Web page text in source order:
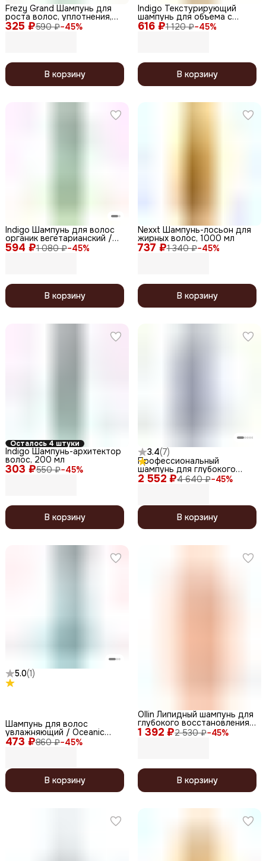
325 ₽590 ₽−45%
Frezy Grand Шампунь для
роста волос, уплотнения,
против выпадения / Vegan
В корзину
616 ₽1 120 ₽−45%
Indigo Текстурирующий
шампунь для объема с
гиалуроновой кислотой,
В корзину
594 ₽1 080 ₽−45%
Indigo Шампунь для волос
органик вегетарианский /
Style Organic Shampoo, 1000
В корзину
737 ₽1 340 ₽−45%
Nexxt Шампунь-лосьон для
жирных волос, 1000 мл
В корзину
Осталось 4 штуки
303 ₽550 ₽−45%
Indigo Шампунь-архитектор
волос, 200 мл
В корзину
3.4(7)
2 552 ₽4 640 ₽−45%
Профессиональный
шампунь для глубокого
увлажнения волос /
В корзину
5.0(1)
473 ₽860 ₽−45%
Шампунь для волос
увлажняющий / Oceanic
Moisture PH 5.0, 1000 мл
В корзину
1 392 ₽2 530 ₽−45%
Ollin Липидный шампунь для
глубокого восстановления и
питания волос / L&P
System, 1000 мл
В корзину